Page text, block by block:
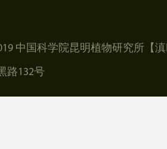
中国科学院昆明植物研究所 【
路132号